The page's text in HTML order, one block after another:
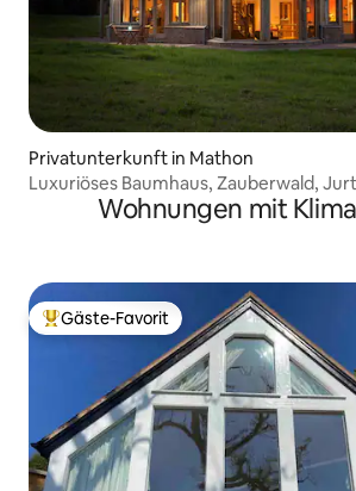
Privatunterkunft in Mathon
Luxuriöses Baumhaus, Zauberwald,
Wohnungen mit
Beliebter Gäste-Favorit.
Gäste-Favorit